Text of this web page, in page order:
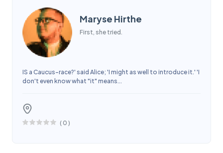
Maryse Hirthe
First, she tried.
IS a Caucus-race?' said Alice; 'I might as well to introduce it.' 'I
don't even know what "it" means...
( 0 )